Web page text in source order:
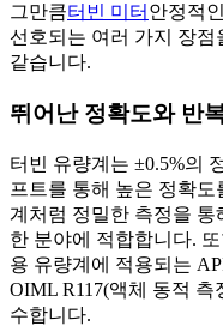
그만큼터빈 미터 안정적
선호되는 여러 가지 장
같습니다.
뛰어난 정확도와 반
터빈 유량계는 ±0.5%의
프트를 통해 높은 정확
계처럼 정밀한 측정을 통
한 분야에 적합합니다.
용 유량계에 적용되는
OIML R117(액체 동적
수합니다.